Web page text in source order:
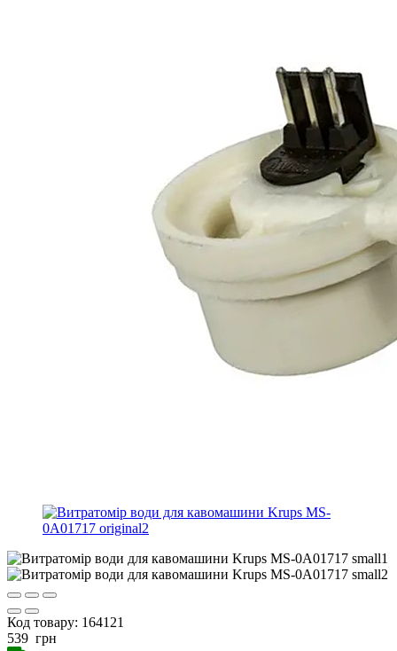
Код товару: 164121
539 грн